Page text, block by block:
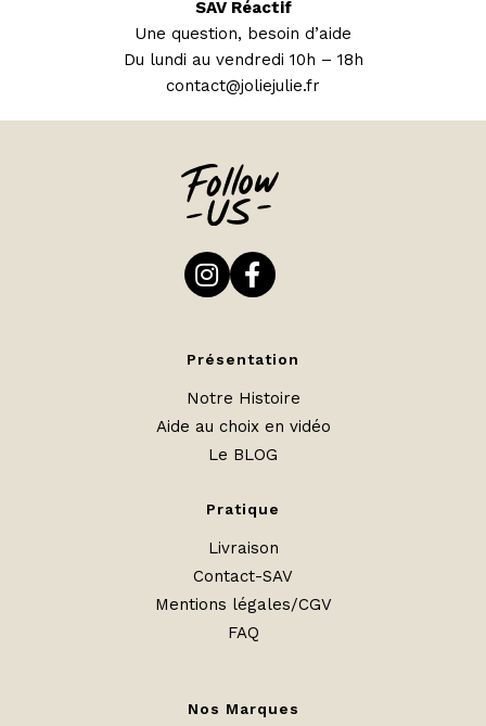
SAV Réactif
Une question, besoin d’aide
Du lundi au vendredi 10h – 18h
contact@joliejulie.fr
Présentation
Notre Histoire
Aide au choix en vidéo
Le BLOG
Pratique
Livraison
Contact-SAV
Mentions légales/CGV
FAQ
Nos Marques